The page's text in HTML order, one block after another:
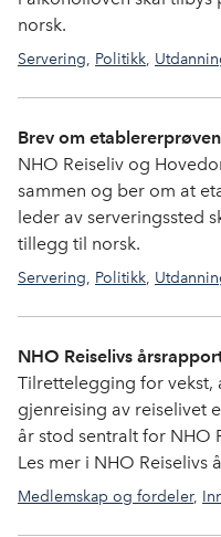
norsk.
Servering, Politikk,
Brev om
NHO Reiseliv og
sammen og ber om at
leder av serveringssted
tillegg til norsk.
Servering, Politikk,
NHO Reiselivs
Tilrettelegging for vekst,
gjenreising av reiselivet
år stod sentralt for NHO
Les mer i NHO Reiselivs
Medlemskap og fordeler,